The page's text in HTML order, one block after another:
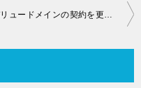
バリュードメインの契約を更新（延長）！どんな感じ？